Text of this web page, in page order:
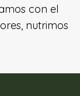
con el
nutrimos